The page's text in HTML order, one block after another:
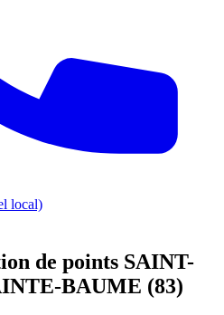
local)
de points SAINT-
BAUME (83)